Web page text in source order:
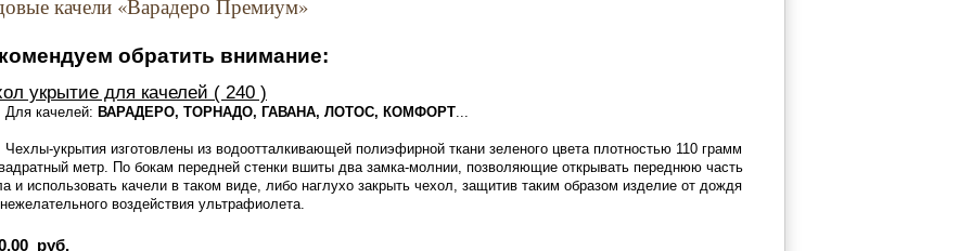
качели «Варадеро Премиум»
обратить внимание:
укрытие для качелей ( 240 )
Для качелей: ВАРАДЕРО, ТОРНАДО, ГАВАНА, ЛОТОС, КОМФОРТ
Чехлы-укрытия изготовлены из водоотталкивающей полиэфирной ткани зеленого цвета плотностью 110 грамм
метр. По бокам передней стенки вшиты два замка-молнии, позволяющие открывать переднюю часть
и использовать качели в таком виде, либо наглухо закрыть чехол, защитив таким образом изделие от дождя
воздействия ультрафиолета.
руб.